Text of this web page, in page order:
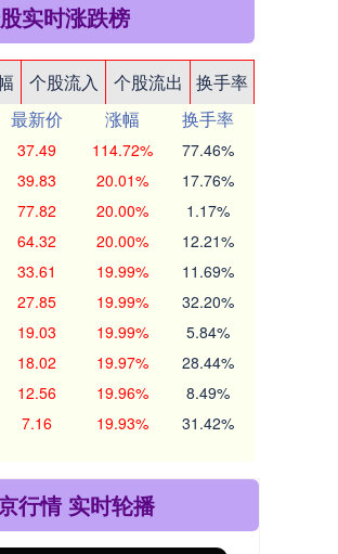
实时涨跌榜
个股流入 个股流出
换手率
最新价 涨幅
换手率
37.49 114.72% 77.46%
39.83 20.01% 17.76%
77.82 20.00% 1.17%
64.32 20.00% 12.21%
33.61 19.99% 11.69%
27.85 19.99% 32.20%
19.03 19.99% 5.84%
18.02 19.97% 28.44%
12.56 19.96% 8.49%
7.16 19.93% 31.42%
行情 实时轮播